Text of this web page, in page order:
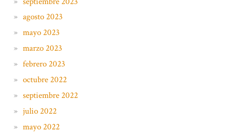
agosto 2023
mayo 2023
marzo 2023
febrero 2023
octubre 2022
septiembre 2022
julio 2022
mayo 2022